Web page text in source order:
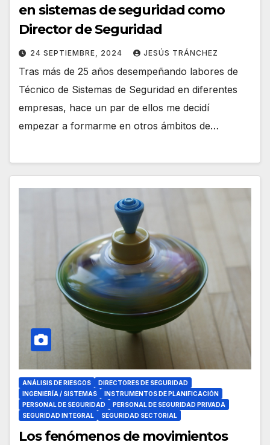
en sistemas de seguridad como
Director de Seguridad
24 SEPTIEMBRE, 2024 JESÚS TRÁNCHEZ
Tras más de 25 años desempeñando labores de
Técnico de Sistemas de Seguridad en diferentes
empresas, hace un par de ellos me decidí
empezar a formarme en otros ámbitos de…
ANÁLISIS DE RIESGOS
DIRECTORES DE SEGURIDAD
INGENIERÍA / SISTEMAS
INSTRUMENTOS DE PLANIFICACIÓN
PERSONAL DE SEGURIDAD
PERSONAL DE SEGURIDAD PRIVADA
SEGURIDAD INTEGRAL
SEGURIDAD SECTORIAL
Los fenómenos de movimientos